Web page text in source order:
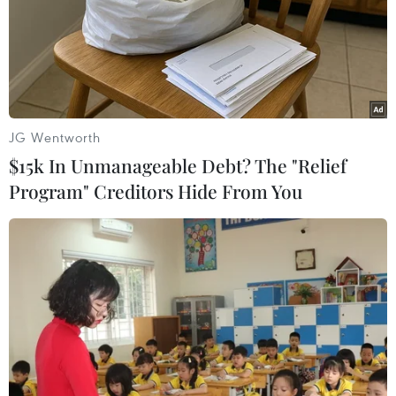
TIN LIÊN QUAN
JG Wentworth
$15k In Unmanageable Debt? The "Relief
Program" Creditors Hide From You